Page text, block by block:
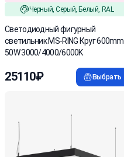
Черный, Серый, Белый, RAL
Cветодиодный фигурный
светильник MS-RING Круг 600mm
50W 3000/4000/6000K
25110₽ Выбрать